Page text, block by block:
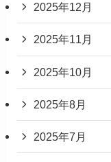
2025年12月
2025年11月
2025年10月
2025年8月
2025年7月